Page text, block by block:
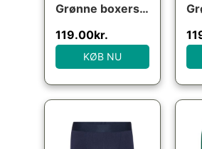
Grønne boxershorts (bambus), str. 4XL
119.00kr.
KØB NU